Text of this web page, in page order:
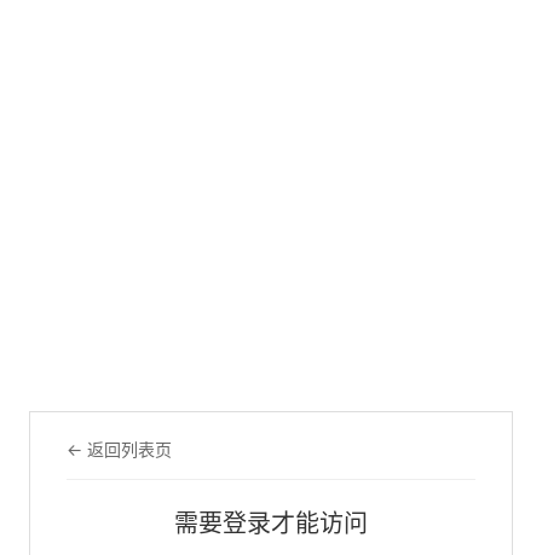
← 返回列表页
需要登录才能访问